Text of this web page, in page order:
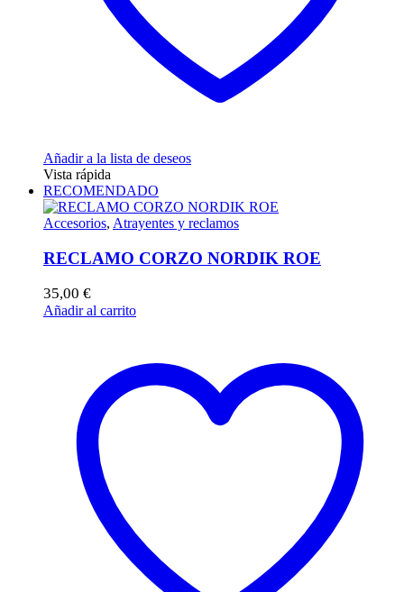
Añadir a la lista de deseos
Vista rápida
RECOMENDADO
Accesorios, Atrayentes y reclamos
RECLAMO CORZO NORDIK ROE
35,00 €
Añadir al carrito